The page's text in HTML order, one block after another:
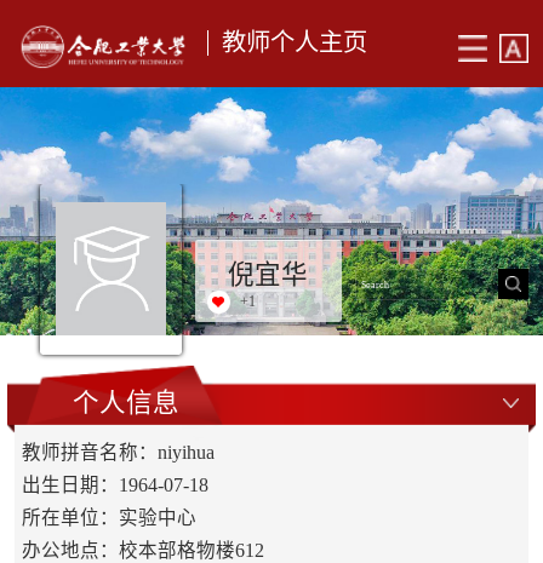
教师个人主页
倪宜华
+1
个人信息
教师拼音名称：niyihua
出生日期：1964-07-18
所在单位：实验中心
办公地点：校本部格物楼612